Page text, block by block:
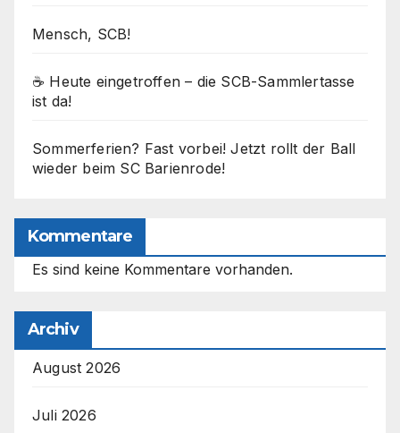
Mensch, SCB!
☕ Heute eingetroffen – die SCB-Sammlertasse
ist da!
Sommerferien? Fast vorbei! Jetzt rollt der Ball
wieder beim SC Barienrode!
Kommentare
Es sind keine Kommentare vorhanden.
Archiv
August 2026
Juli 2026